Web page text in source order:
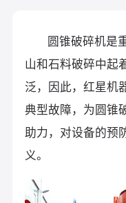
圆锥破碎机是
山和石料破碎中起
泛，因此，红星机
典型故障，为圆锥
助力，对设备的预
义。